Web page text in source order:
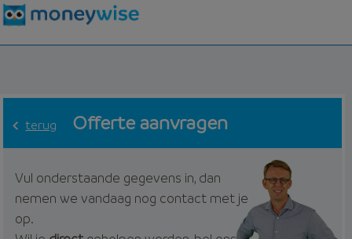
terug Offerte aanvragen
Vul onderstaande gegevens in, dan
nemen we vandaag nog contact met je
op.